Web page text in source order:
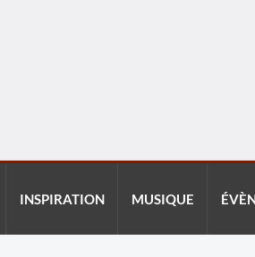
INSPIRATION MUSIQUE